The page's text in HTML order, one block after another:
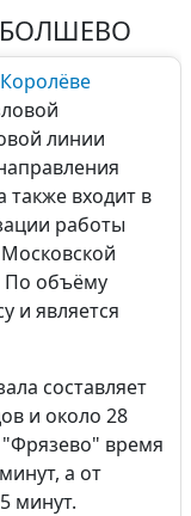
Королёве
линии
входит в
работы
По объёму
и является
составляет
и около 28
"Фрязево" время
а от
минут.